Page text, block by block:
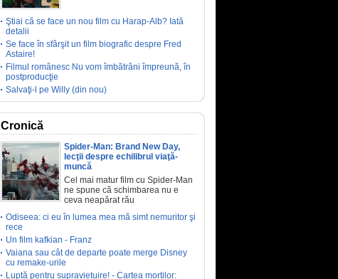
Ştiai că se face un nou film cu Harap-Alb? Iată
detalii
Se face în sfârşit un film biografic despre Fred
Astaire!
Filmul românesc Nu vom îmbătrâni împreună, în
postproducţie
Salvaţi-l pe Willy (din nou)
Cronică
Spider-Man: Brand New Day,
lecţii despre echilibrul viaţă-
muncă
Cel mai matur film cu Spider-Man
ne spune că schimbarea nu e
ceva neapărat rău
Odiseea: ci eu în lumea mea mă simt nemuritor şi
rece
Un film kafkian - Franz
Vaiana sau cât de departe poate merge Disney
cu remake-urile
Luptă pentru supraviețuire! - Cartea morților: